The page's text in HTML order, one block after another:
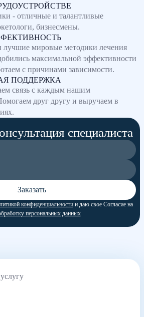
- отличные и талантливые
бизнесмены.
мировые методики лечения
максимальной эффективности
с причинами зависимости.
ПОДДЕРЖКА
связь с каждым нашим
друг другу и выручаем в
специалиста
Заказать
конфиденциальности и даю свое Согласие на
персональных данных